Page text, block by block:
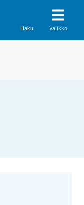
Haku Valikko